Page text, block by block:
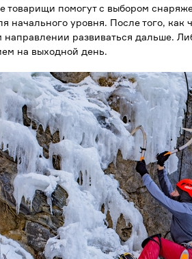
товарищи помогут с выбором
начального уровня. После того,
направлении развиваться дальше.
на выходной день.